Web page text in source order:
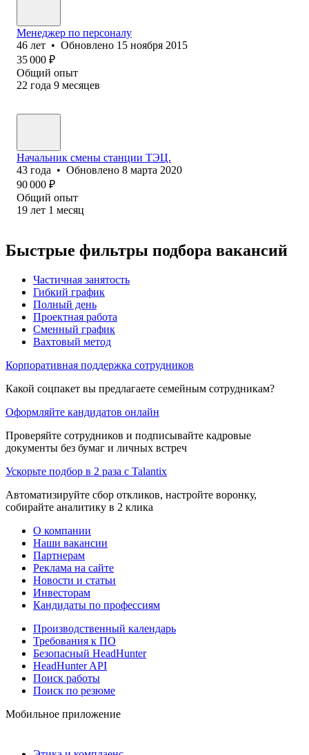
Менеджер по персоналу
46 лет • Обновлено 15 ноября 2015
35 000 ₽
Общий опыт
22 года 9 месяцев
Начальник смены станции ТЭЦ.
43 года • Обновлено 8 марта 2020
90 000 ₽
Общий опыт
19 лет 1 месяц
Быстрые фильтры подбора вакансий
Частичная занятость
Гибкий график
Полный день
Проектная работа
Сменный график
Вахтовый метод
Корпоративная поддержка сотрудников
Какой соцпакет вы предлагаете семейным сотрудникам?
Оформляйте кандидатов онлайн
Проверяйте сотрудников и подписывайте кадровые
документы без бумаг и личных встреч
Ускорьте подбор в 2 раза с Talantix
Автоматизируйте сбор откликов, настройте воронку,
собирайте аналитику в 2 клика
О компании
Наши вакансии
Партнерам
Реклама на сайте
Новости и статьи
Инвесторам
Кандидаты по профессиям
Производственный календарь
Требования к ПО
Безопасный HeadHunter
HeadHunter API
Поиск работы
Поиск по резюме
Мобильное приложение